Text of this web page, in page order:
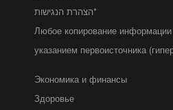
הצהרת הנגישות*
Любое копирование
указанием первоисточника
Экономика и финансы
Здоровье